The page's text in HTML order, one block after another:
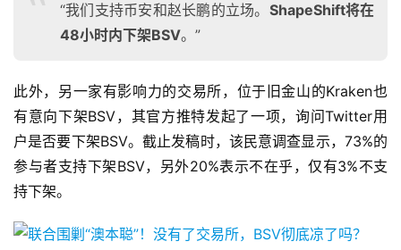
“我们支持币安和赵长鹏的立场。 ShapeShift将在
48小时内下架BSV。”
此外，另一家有影响力的交易所，位于旧金山的Kraken也
有意向下架BSV，其官方推特发起了一项，询问Twitter用
户是否要下架BSV。截止发稿时，该民意调查显示，73%的
参与者支持下架BSV，另外20%表示不在乎，仅有3%不支
持下架。